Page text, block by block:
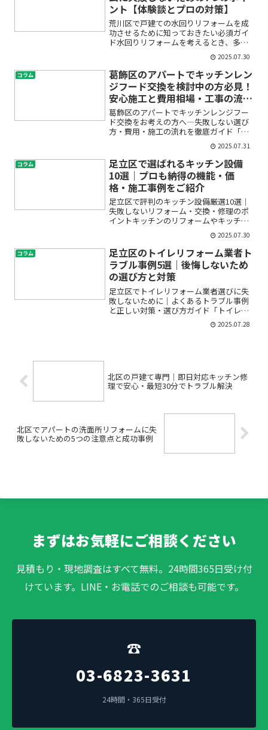
ント【体験談とプロの対策】
荒川区で戸建ての水回りリフォームを成
功させるために知っておきたい必須ガイ
ド水回りリフォームを考えるとき、多く
の方が「はじめてのことで不安」「費用
や業者選びで失敗したくない」と感じて
いるのではないでしょうか。特に荒川区
にお住まいの方からは、「...
2025.07.30
コラム
葛飾区のアパートでキッチンレン
ジフード交換を検討中の方必見！
安心施工と費用相場・工事の流れ
を徹底解説
葛飾区のアパートでキッチンレンジフー
ド交換をお考えの方へ―失敗しない選び
方・費用・施工の流れを徹底ガイド「ア
パートのキッチン換気扇（レンジフー
ド）が古くなってきた」「換気が悪くて
困っている」「修理か交換、どちらがい
いの？」とお悩みの方へ。初...
2025.07.31
コラム
足立区で選ばれるキッチン設備
10選｜プロも納得の機能・価
格・施工事例をご紹介
足立区で評判のキッチン設備厳選10選｜
失敗しないリフォーム・交換・修理のポ
イントキッチンのリフォームやキッチン
設備の交換、修理を考え始めたものの、
「何から始めればいいの？」「どんな設
備を選べば後悔しない？」「費用や工事
期間はどのくらい？」と...
2025.07.30
コラム
足立区のトイレリフォーム業者ト
ラブル事例5選｜後悔しないため
の選び方と対策
足立区でトイレリフォーム業者選びに失
敗しないために｜よくあるトラブル事例
と正しい対策・選び方ガイド「トイレリ
フォームを考えているけど、業者選びが
不安」「足立区で信頼できる業者を知り
2025.07.28
北区の戸建て専門｜即日対応キッチン修
理で安心・最短30分でトラブル解決
北区でアパートの洗面所リフォームに失
敗しないための5つの注意点と成功事例
まずはお気軽にご相談ください
見積もり・現地調査はすべて無料。24時間365日受け付
けています。LINE・お電話でのご相談も可能です。
☎
03-6823-3631
24時間・365日受付